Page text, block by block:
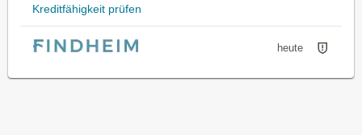
Kreditfähigkeit prüfen
heute